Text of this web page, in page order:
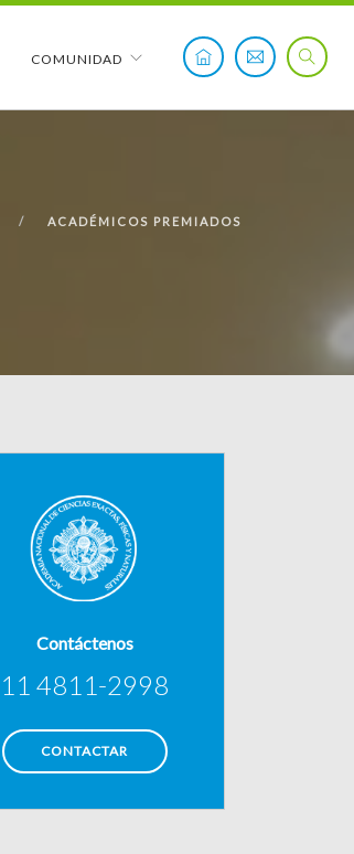
COMUNIDAD
ACADÉMICOS PREMIADOS
Contáctenos
11 4811-2998
CONTACTAR